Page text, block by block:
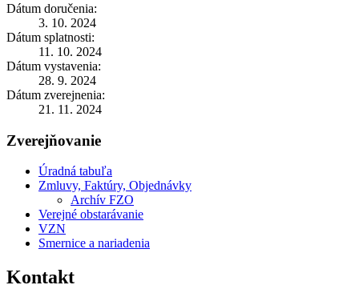
Dátum doručenia:
3. 10. 2024
Dátum splatnosti:
11. 10. 2024
Dátum vystavenia:
28. 9. 2024
Dátum zverejnenia:
21. 11. 2024
Zverejňovanie
Úradná tabuľa
Zmluvy, Faktúry, Objednávky
Archív FZO
Verejné obstarávanie
VZN
Smernice a nariadenia
Kontakt